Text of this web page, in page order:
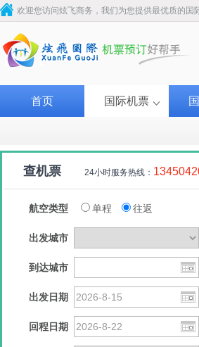
欢迎您访问炫飞商务，我们为您提供最优质的国
首页 国际机票
查机票 24小时服务热线：
航空类型 单程 往返
出发城市
到达城市
出发日期
回程日期
澳门航空 菲律宾航空